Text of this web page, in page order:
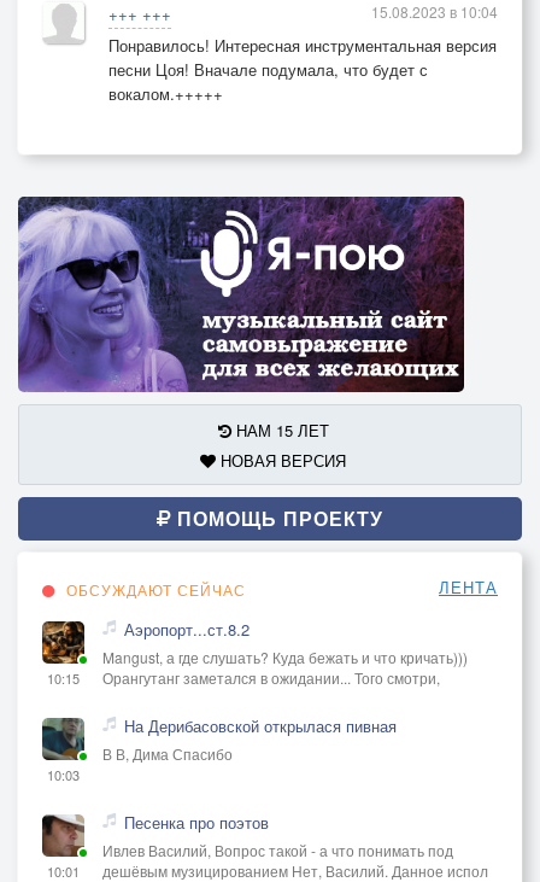
+++ +++
Понравилось! Интересная инструментальная версия
песни Цоя! Вначале подумала, что будет с
вокалом.+++++
15.08.2023 в 10:04
НАМ 15 ЛЕТ
НОВАЯ ВЕРСИЯ
ПОМОЩЬ ПРОЕКТУ
ОБСУЖДАЮТ СЕЙЧАС ЛЕНТА
10:15
Аэропорт...ст.8.2
Mangust, а где слушать? Куда бежать и что кричать)))
Орангутанг заметался в ожидании... Того смотри,
10:03
На Дерибасовской открылася пивная
В В, Дима Спасибо
10:01
Песенка про поэтов
Ивлев Василий, Вопрос такой - а что понимать под
дешёвым музицированием Нет, Василий. Данное испол